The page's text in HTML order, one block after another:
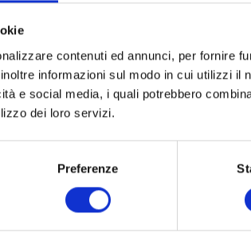
contenuti ed annunci, per fornire
informazioni sul modo in cui utilizzi il
e social media, i quali potrebbero
dei loro servizi.
Preferenze